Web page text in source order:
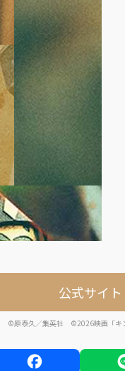
公式サイト
©原泰久／集英社 ©2026映画「キ